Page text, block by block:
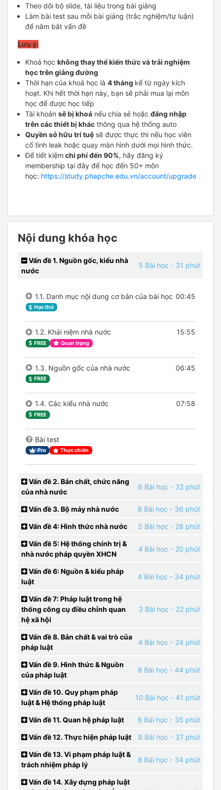
Theo dõi bộ slide, tài liệu trong bài giảng
Làm bài test sau mỗi bài giảng (trắc nghiệm/tự luận)
để nắm bắt vấn đề
Lưu ý:
Khoá học không thay thế kiến thức và trải nghiệm
học trên giảng đường
Thời hạn của khoá học là 4 tháng kể từ ngày kích
hoạt. Khi hết thời hạn này, bạn sẽ phải mua lại môn
học để được học tiếp
Tài khoản sẽ bị khoá nếu chia sẻ hoặc đăng nhập
trên các thiết bị khác thông qua hệ thống auto
Quyền sở hữu trí tuệ sẽ được thực thi nếu học viên
cố tình leak hoặc quay màn hình dưới mọi hình thức.
Để tiết kiệm chi phí đến 90%, hãy đăng ký
membership tại đây để học đến 50+ môn
học: https://study.phapche.edu.vn/account/upgrade
Nội dung khóa học
Vấn đề 1. Nguồn gốc, kiểu nhà
nước
5 Bài học - 31 phút
1.1. Danh mục nội dung cơ bản của bài học 00:45
Học thử
1.2. Khái niệm nhà nước 15:55
FREE Quan trọng
1.3. Nguồn gốc của nhà nước 06:45
FREE
1.4. Các kiểu nhà nước 07:58
FREE
Bài test
Pro Thực chiến
Vấn đề 2. Bản chất, chức năng
của nhà nước
6 Bài học - 32 phút
Vấn đề 3. Bộ máy nhà nước 6 Bài học - 36 phút
Vấn đề 4: Hình thức nhà nước 5 Bài học - 28 phút
Vấn đề 5: Hệ thống chính trị &
nhà nước pháp quyền XHCN
4 Bài học - 20 phút
Vấn đề 6: Nguồn & kiểu pháp
luật
4 Bài học - 34 phút
Vấn đề 7: Pháp luật trong hệ
thống công cụ điều chỉnh quan
hệ xã hội
3 Bài học - 22 phút
Vấn đề 8. Bản chất & vai trò của
pháp luật
4 Bài học - 24 phút
Vấn đề 9. Hình thức & Nguồn
của pháp luật
8 Bài học - 44 phút
Vấn đề 10. Quy phạm pháp
luật & Hệ thống pháp luật
10 Bài học - 41 phút
Vấn đề 11. Quan hệ pháp luật 6 Bài học - 35 phút
Vấn đề 12. Thực hiện pháp luật 8 Bài học - 37 phút
Vấn đề 13. Vi phạm pháp luật &
trách nhiệm pháp lý
8 Bài học - 34 phút
Vấn đề 14. Xây dựng pháp luật